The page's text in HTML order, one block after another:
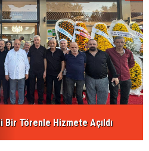
Bir Törenle Hizmete Açıldı